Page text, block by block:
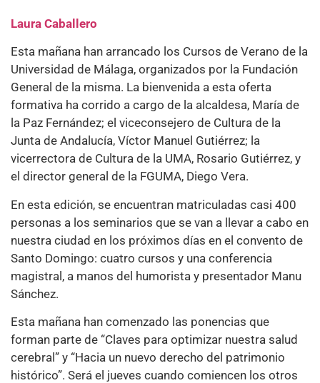
Laura Caballero
Esta mañana han arrancado los Cursos de Verano de la
Universidad de Málaga, organizados por la Fundación
General de la misma. La bienvenida a esta oferta
formativa ha corrido a cargo de la alcaldesa, María de
la Paz Fernández; el viceconsejero de Cultura de la
Junta de Andalucía, Víctor Manuel Gutiérrez; la
vicerrectora de Cultura de la UMA, Rosario Gutiérrez, y
el director general de la FGUMA, Diego Vera.
En esta edición, se encuentran matriculadas casi 400
personas a los seminarios que se van a llevar a cabo en
nuestra ciudad en los próximos días en el convento de
Santo Domingo: cuatro cursos y una conferencia
magistral, a manos del humorista y presentador Manu
Sánchez.
Esta mañana han comenzado las ponencias que
forman parte de “Claves para optimizar nuestra salud
cerebral” y “Hacia un nuevo derecho del patrimonio
histórico”. Será el jueves cuando comiencen los otros